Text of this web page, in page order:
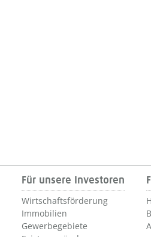
Für unsere Investoren
Wirtschaftsförderung
Immobilien
Gewerbegebiete